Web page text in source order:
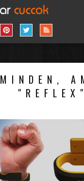
MINDEN,
"REFLEX"